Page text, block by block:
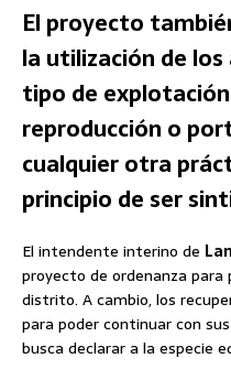
El proyecto
la utilización de
tipo de
reproducción o
cualquier otra
principio de ser
El intendente interino de
proyecto de ordenanza para
distrito. A cambio, los
para poder continuar con
busca declarar a la especie